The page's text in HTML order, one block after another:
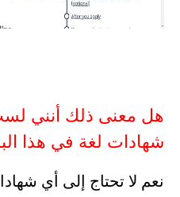
هل معنى ذلك أنني
شهادات لغة في هذا
نعم لا تحتاج إلى أي